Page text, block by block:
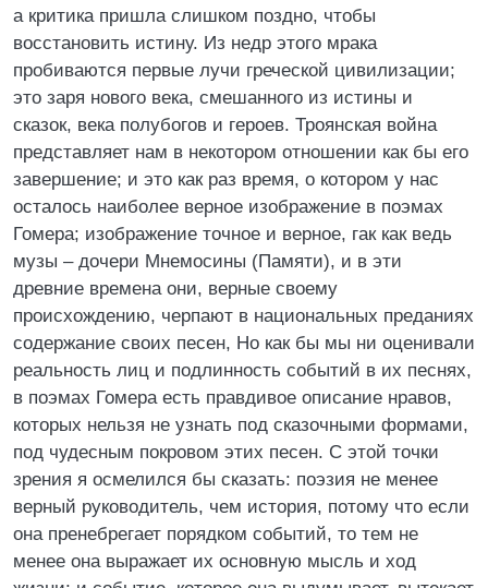
а критика пришла слишком поздно, чтобы
восстановить истину. Из недр этого мрака
пробиваются первые лучи греческой цивилизации;
это заря нового века, смешанного из истины и
сказок, века полубогов и героев. Троянская война
представляет нам в некотором отношении как бы его
завершение; и это как раз время, о котором у нас
осталось наиболее верное изображение в поэмах
Гомера; изображение точное и верное, гак как ведь
музы – дочери Мнемосины (Памяти), и в эти
древние времена они, верные своему
происхождению, черпают в национальных преданиях
содержание своих песен, Но как бы мы ни оценивали
реальность лиц и подлинность событий в их песнях,
в поэмах Гомера есть правдивое описание нравов,
которых нельзя не узнать под сказочными формами,
под чудесным покровом этих песен. С этой точки
зрения я осмелился бы сказать: поэзия не менее
верный руководитель, чем история, потому что если
она пренебрегает порядком событий, то тем не
менее она выражает их основную мысль и ход